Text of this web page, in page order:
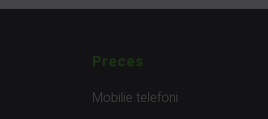
Preces
Mobilie telefoni